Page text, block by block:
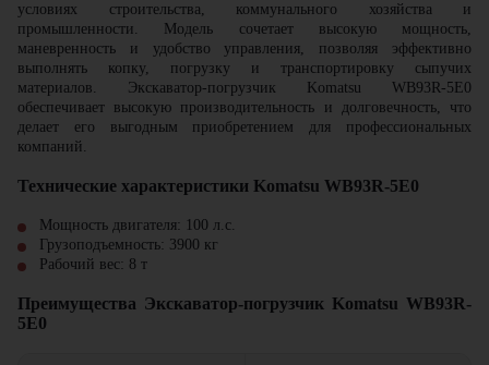
условиях строительства, коммунального хозяйства и
промышленности. Модель сочетает высокую мощность,
маневренность и удобство управления, позволяя эффективно
выполнять копку, погрузку и транспортировку сыпучих
материалов. Экскаватор-погрузчик Komatsu WB93R-5E0
обеспечивает высокую производительность и долговечность, что
делает его выгодным приобретением для профессиональных
компаний.
Технические характеристики Komatsu WB93R-5E0
Мощность двигателя: 100 л.с.
Грузоподъемность: 3900 кг
Рабочий вес: 8 т
Преимущества Экскаватор-погрузчик Komatsu WB93R-
5E0